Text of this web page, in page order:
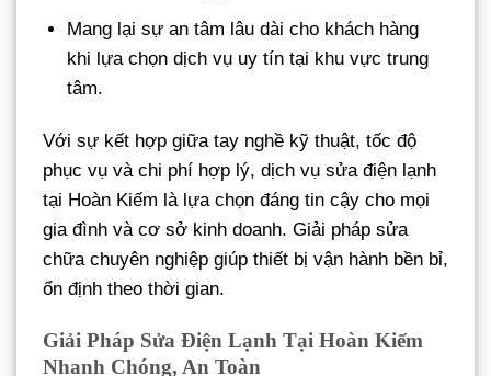
Mang lại sự an tâm lâu dài cho khách hàng
khi lựa chọn dịch vụ uy tín tại khu vực trung
tâm.
Với sự kết hợp giữa tay nghề kỹ thuật, tốc độ
phục vụ và chi phí hợp lý, dịch vụ sửa điện lạnh
tại Hoàn Kiếm là lựa chọn đáng tin cậy cho mọi
gia đình và cơ sở kinh doanh. Giải pháp sửa
chữa chuyên nghiệp giúp thiết bị vận hành bền bỉ,
ổn định theo thời gian.
Giải Pháp Sửa Điện Lạnh Tại Hoàn Kiếm
Nhanh Chóng, An Toàn